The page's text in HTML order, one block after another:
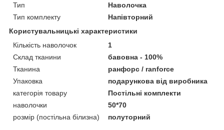
Тип
Наволочка
Тип комплекту
Напівторний
Користувальницькі характеристики
Кількість наволочок
1
Склад тканини
бавовна - 100%
Тканина
ранфорс / ranforce
Упаковка
подарункова від виробника
категорія товару
Постільні комплекти
наволочки
50*70
розмір (постільна білизна)
полуторний